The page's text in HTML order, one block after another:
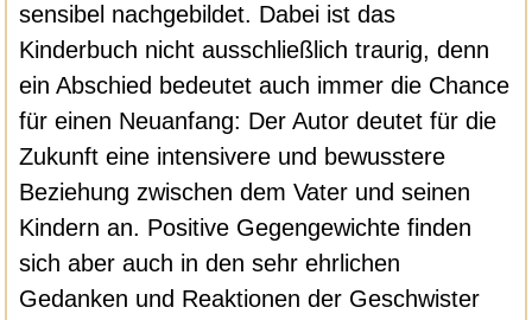
sensibel nachgebildet. Dabei ist das
Kinderbuch nicht ausschließlich traurig, denn
ein Abschied bedeutet auch immer die Chance
für einen Neuanfang: Der Autor deutet für die
Zukunft eine intensivere und bewusstere
Beziehung zwischen dem Vater und seinen
Kindern an. Positive Gegengewichte finden
sich aber auch in den sehr ehrlichen
Gedanken und Reaktionen der Geschwister